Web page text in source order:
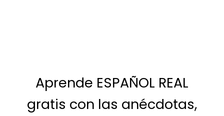
Aprende ESPAÑOL REAL
gratis con las anécdotas,